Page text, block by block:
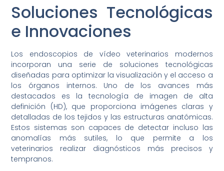
Soluciones Tecnológicas
e Innovaciones
Los endoscopios de vídeo veterinarios modernos
incorporan una serie de soluciones tecnológicas
diseñadas para optimizar la visualización y el acceso a
los órganos internos. Uno de los avances más
destacados es la tecnología de imagen de alta
definición (HD), que proporciona imágenes claras y
detalladas de los tejidos y las estructuras anatómicas.
Estos sistemas son capaces de detectar incluso las
anomalías más sutiles, lo que permite a los
veterinarios realizar diagnósticos más precisos y
tempranos.